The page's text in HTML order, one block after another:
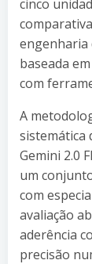
cinco
engenharia
baseada
com
A
sistemática
Gemini 2.0
um
com
avaliação
aderência
precisão